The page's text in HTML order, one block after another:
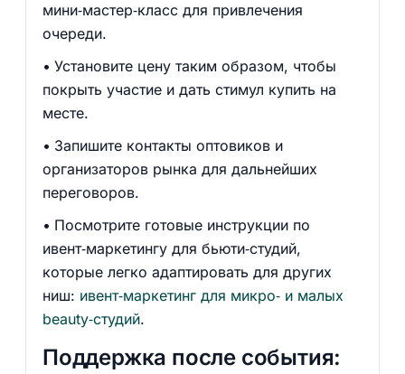
мини‑мастер‑класс для привлечения
очереди.
Установите цену таким образом, чтобы
покрыть участие и дать стимул купить на
месте.
Запишите контакты оптовиков и
организаторов рынка для дальнейших
переговоров.
Посмотрите готовые инструкции по
ивент‑маркетингу для бьюти‑студий,
которые легко адаптировать для других
ниш: ивент‑маркетинг для микро‑ и малых
beauty‑студий.
Поддержка после события: